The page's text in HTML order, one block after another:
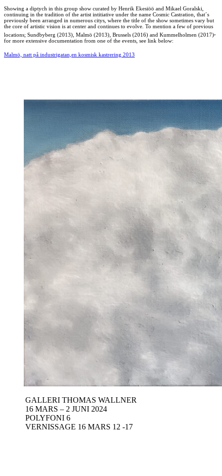
Showing a diptych in this group show curated by Henrik Ekesiöö and Mikael Goralski,
continuing in the tradition of the artist intitiative under the name Cosmic Castration, that´s
previously been arranged in numerous citys, where the title of the show sometimes vary but
the core of artistic vision is at center and continues to evolve. To mention a few of previous
locations; Sundbyberg (2013), Malmö (2013), Brussels (2016) and Kummelholmen (2017),
for more extensive documentation from one of the events, see link below:
Malmö, natt på industrigatan,en kosmisk kastrering 2013
GALLERI THOMAS WALLNER
16 MARS – 2 JUNI 2024
POLYFONI 6
VERNISSAGE 16 MARS 12 -17